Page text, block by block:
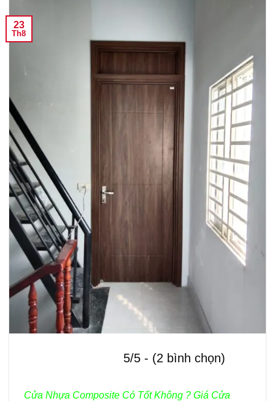
23
Th8
5/5 - (2 bình chọn)
Cửa Nhựa Composite Có Tốt Không ? Giá Cửa